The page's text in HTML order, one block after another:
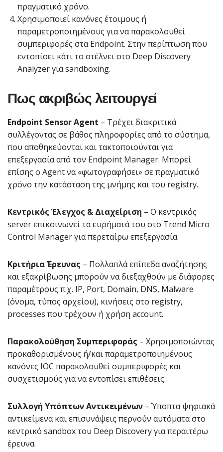
πραγματικό χρόνο.
Χρησιμοποιεί κανόνες έτοιμους ή
παραμετροποιημένους για να παρακολουθεί
συμπεριφορές στα Endpoint. Στην περίπτωση που
εντοπίσει κάτι το στέλνει στο Deep Discovery
Analyzer για sandboxing.
Πως ακριβώς λειτουργεί
Endpoint Sensor Agent – Τρέχει διακριτικά
συλλέγοντας σε βάθος πληροφορίες από το σύστημα,
που αποθηκεύονται και τακτοποιούνται για
επεξεργασία από τον Endpoint Manager. Μπορεί
επίσης ο Agent να «φωτογραφήσει» σε πραγματικό
χρόνο την κατάσταση της μνήμης και του registry.
Κεντρικός Έλεγχος & Διαχείριση – Ο κεντρικός
server επικοινωνεί τα ευρήματά του στο Trend Micro
Control Manager για περεταίρω επεξεργασία.
Κριτήρια Έρευνας – Πολλαπλά επίπεδα αναζήτησης
και εξακρίβωσης μπορούν να διεξαχθούν με διάφορες
παραμέτρους π.χ. IP, Port, Domain, DNS, Malware
(όνομα, τύπος αρχείου), κινήσεις στο registry,
processes που τρέχουν ή χρήση account.
Παρακολούθηση Συμπεριφοράς – Χρησιμοποιώντας
προκαθορισμένους ή/και παραμετροποιημένους
κανόνες IOC παρακολουθεί συμπεριφορές και
συσχετισμούς για να εντοπίσει επιθέσεις.
Συλλογή Υπόπτων Αντικειμένων – Ύποπτα ψηφιακά
αντικείμενα και επισυνάψεις περνούν αυτόματα στο
κεντρικό sandbox του Deep Discovery για περαιτέρω
έρευνα.